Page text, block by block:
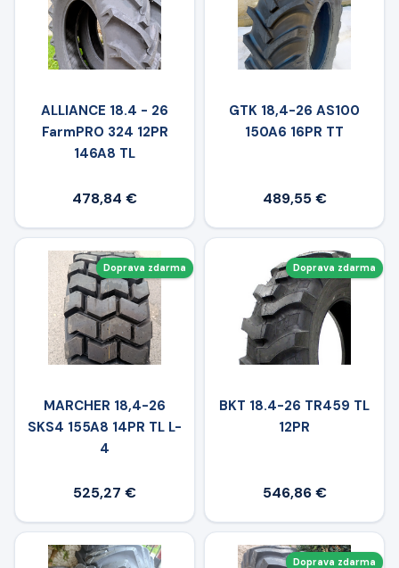
ALLIANCE 18.4 - 26
FarmPRO 324 12PR
146A8 TL
478,84 €
GTK 18,4-26 AS100
150A6 16PR TT
489,55 €
Doprava zdarma
MARCHER 18,4-26
SKS4 155A8 14PR TL L-
4
525,27 €
Doprava zdarma
BKT 18.4-26 TR459 TL
12PR
546,86 €
Doprava zdarma